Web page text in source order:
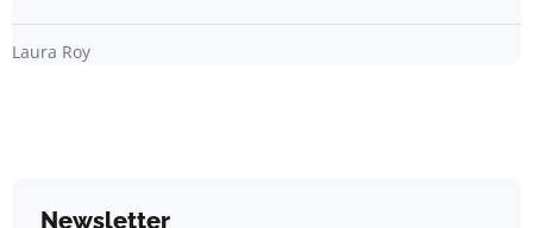
Laura Roy
Newsletter